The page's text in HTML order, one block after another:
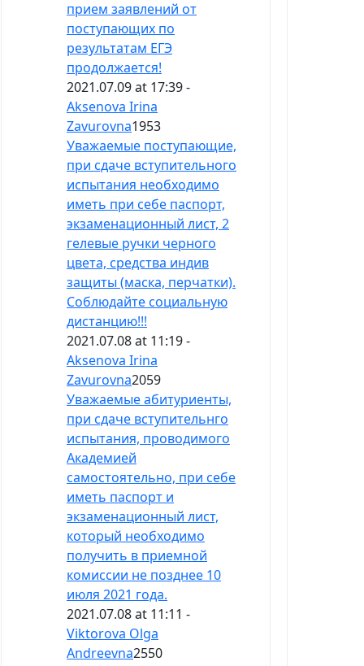
прием заявлений от
поступающих по
результатам ЕГЭ
продолжается!
2021.07.09 at 17:39 -
Aksenova Irina
Zavurovna1953
Уважаемые поступающие,
при сдаче вступительного
испытания необходимо
иметь при себе паспорт,
экзаменационный лист, 2
гелевые ручки черного
цвета, средства индив
защиты (маска, перчатки).
Соблюдайте социальную
дистанцию!!!
2021.07.08 at 11:19 -
Aksenova Irina
Zavurovna2059
Уважаемые абитуриенты,
при сдаче вступительнго
испытания, проводимого
Академией
самостоятельно, при себе
иметь паспорт и
экзаменационный лист,
который необходимо
получить в приемной
комиссии не позднее 10
июля 2021 года.
2021.07.08 at 11:11 -
Viktorova Olga
Andreevna2550